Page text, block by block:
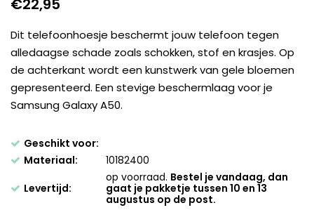
€22,95
Dit telefoonhoesje beschermt jouw telefoon tegen
alledaagse schade zoals schokken, stof en krasjes. Op
de achterkant wordt een kunstwerk van gele bloemen
gepresenteerd. Een stevige beschermlaag voor je
Samsung Galaxy A50.
Geschikt voor:
Materiaal:
10182400
Levertijd:
op voorraad. Bestel je vandaag, dan
gaat je pakketje tussen 10 en 13
augustus op de post.